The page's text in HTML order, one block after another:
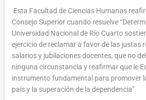
Esta Facultad de Ciencias Humanas
Consejo Superior cuando resuelve
Universidad Nacional de Río Cuarto
ejercicio de reclamar a favor de las justas
salarios y jubilaciones docentes, que no
ninguna circunstancia y reafirmar que le
instrumento fundamental para promover
país y la superación de la dependencia”